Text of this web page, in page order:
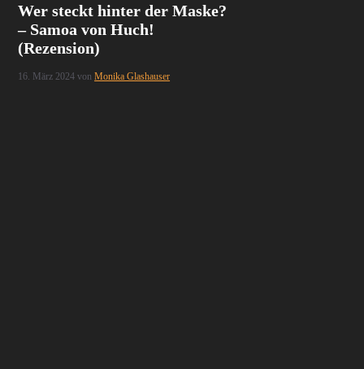
Wer steckt hinter der Maske?
– Samoa von Huch!
(Rezension)
16. März 2024 vonMonika Glashauser